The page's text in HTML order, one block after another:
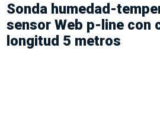
Sonda humedad-
sensor Web p-line con
longitud 5 metros